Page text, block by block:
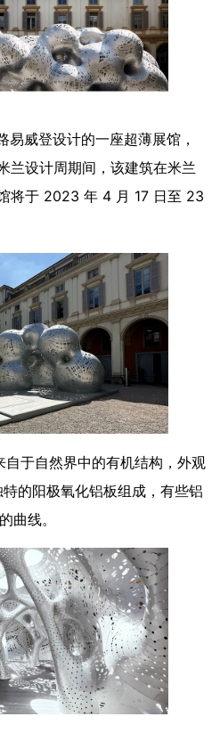
威登设计的一座超薄展馆，
兰设计周期间，该建筑在米兰
将于 2023 年 4 月 17 日至 23
自于自然界中的有机结构，外观
的阳极氧化铝板组成，有些铝
曲线。